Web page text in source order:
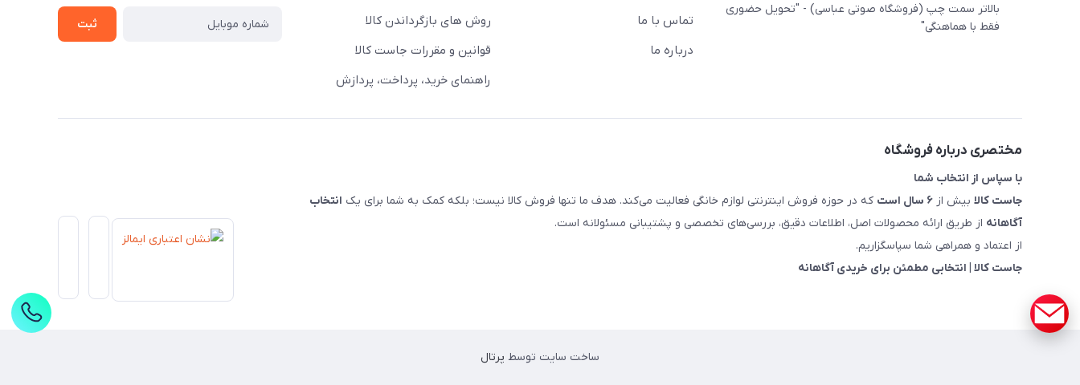
بالاتر سمت چپ (فروشگاه صوتی عباسی) - "تحویل حضوری
فقط با هماهنگی"
تماس با ما
درباره ما
روش های بازگرداندن کالا
قوانین و مقررات جاست کالا
راهنمای خرید، پرداخت، پردازش
ثبت
مختصری درباره فروشگاه
با سپاس از انتخاب شما
جاست کالا بیش از ۶ سال است که در حوزه فروش اینترنتی لوازم خانگی فعالیت می‌کند. هدف ما تنها فروش کالا نیست؛ بلکه کمک به شما برای یک انتخاب
آگاهانه از طریق ارائه محصولات اصل، اطلاعات دقیق، بررسی‌های تخصصی و پشتیبانی مسئولانه است.
از اعتماد و همراهی شما سپاسگزاریم.
جاست کالا | انتخابی مطمئن برای خریدی آگاهانه
ساخت سایت توسط پرتال